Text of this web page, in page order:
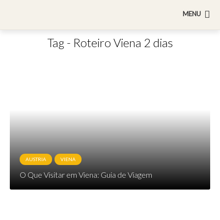
MENU
Tag - Roteiro Viena 2 dias
AUSTRIA VIENA
O Que Visitar em Viena: Guia de Viagem